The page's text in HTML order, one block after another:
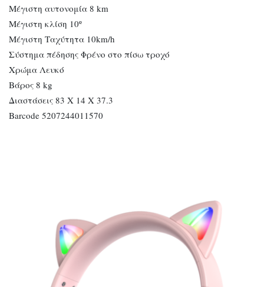
Μέγιστη αυτονομία 8 km
Μέγιστη κλίση 10º
Μέγιστη Ταχύτητα 10km/h
Σύστημα πέδησης Φρένο στο πίσω τροχό
Χρώμα Λευκό
Βάρος 8 kg
Διαστάσεις 83 X 14 X 37.3
Barcode 5207244011570